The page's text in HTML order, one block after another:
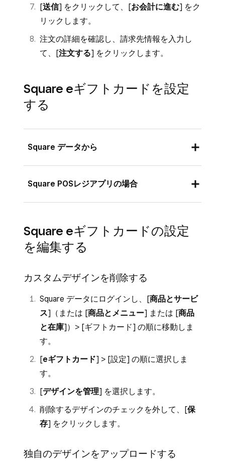
[送信] をクリックして、[お会計に進む] をク
リックします。
注文の詳細を確認し、請求先情報を入力し
て、[注文する] をクリックします。
Square eギフトカードを設定
する
Square データから
Square データにログインし、[
[eギフトカード
] の順に選択しま
す。
Square POSレジアプリでこのオプション
ドを販売」のボタンをオンにします。
既成のデザインを選択するか、オリジナル
のデザインをアップロードします。オリジ
ナルのデザインを使用する場合、推奨画像
サイズは640 x 400ピクセルです。
Square POSレジアプリの場合
順にタップします。
[ギフトカード
オンに切り替えます。
Square eギフトカードの設定
を編集する
カスタムデザインを削除する
Square データにログインし、[商品とサービ
ス]（または [商品とメニュー] または [商品
と在庫]）> [ギフトカード] の順に移動しま
す。
[eギフトカード] > [設定] の順に選択しま
す。
[デザインを管理] を選択します。
削除するデザインのチェックを外して、[保
存] をクリックします。
独自のデザインをアップロードする